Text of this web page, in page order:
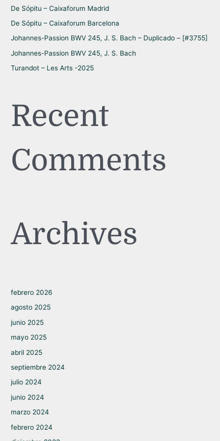
rDe Sópitu – Caixaforum Madrid
De Sópitu – Caixaforum Barcelona
Johannes-Passion BWV 245, J. S. Bach – Duplicado – [#3755]
Johannes-Passion BWV 245, J. S. Bach
Turandot – Les Arts -2025
Recent
Comments
Archives
febrero 2026
agosto 2025
junio 2025
mayo 2025
abril 2025
septiembre 2024
julio 2024
junio 2024
marzo 2024
febrero 2024